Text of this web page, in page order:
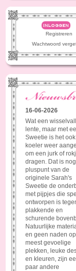
inloggen
Registreren
Wachtwoord
16-06-2026
Wat een
lente, maar met
Sweetie is het
koeler weer
om een jurk of
dragen. Dat is
pluspunt van de
originele Sarah's
Sweetie de
met pijpjes die
ontworpen is
plakkende en
schurende
Natuurlijke
en geen naden
meest gevoelige
plekken, leuke
en kleuren, zijn
paar andere